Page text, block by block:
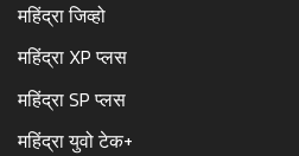
महिंद्रा जिव्हो
महिंद्रा XP प्लस
महिंद्रा SP प्लस
महिंद्रा युवो टेक+